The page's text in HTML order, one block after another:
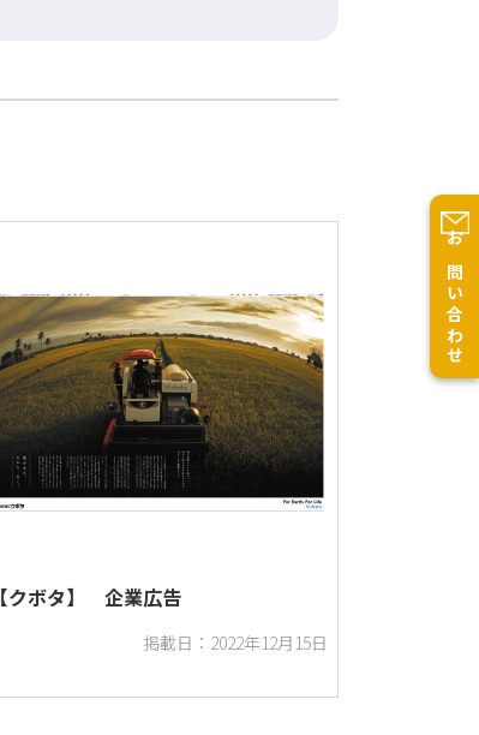
【クボタ】 企業広告
掲載日：2022年12月15日
お問い合わせ